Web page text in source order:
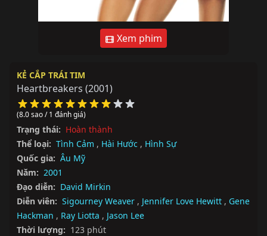
Xem phim
KẺ CẮP TRÁI TIM
Heartbreakers (2001)
(8.0 sao / 1 đánh giá)
Trạng thái: Hoàn thành
Thể loại: Tình Cảm , Hài Hước , Hình Sự
Quốc gia: Âu Mỹ
Năm: 2001
Đạo diễn: David Mirkin
Diễn viên: Sigourney Weaver , Jennifer Love Hewitt , Gene
Hackman , Ray Liotta , Jason Lee
Thời lượng: 123 phút